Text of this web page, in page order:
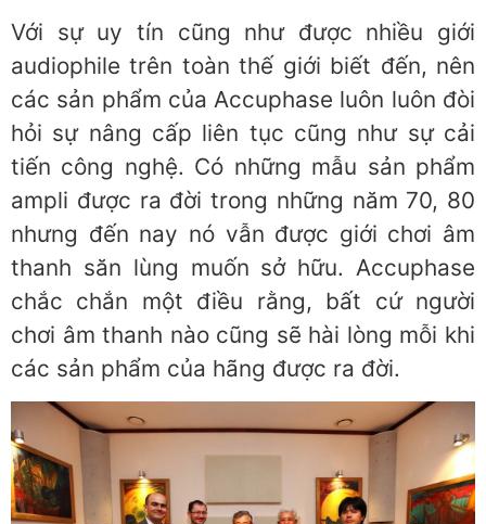
Với sự uy tín cũng như được nhiều giới
audiophile trên toàn thế giới biết đến, nên
các sản phẩm của Accuphase luôn luôn đòi
hỏi sự nâng cấp liên tục cũng như sự cải
tiến công nghệ. Có những mẫu sản phẩm
ampli được ra đời trong những năm 70, 80
nhưng đến nay nó vẫn được giới chơi âm
thanh săn lùng muốn sở hữu. Accuphase
chắc chắn một điều rằng, bất cứ người
chơi âm thanh nào cũng sẽ hài lòng mỗi khi
các sản phẩm của hãng được ra đời.